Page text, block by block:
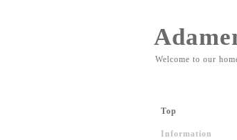
Welcome to our
Top
Information